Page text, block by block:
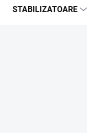
STABILIZATOARE